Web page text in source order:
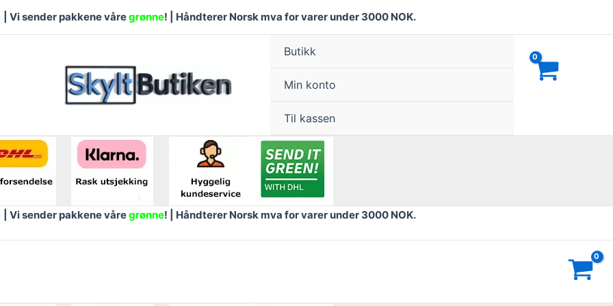
Vi sender pakkene våregrønne! | Håndterer Norsk mva for varer under 3000 NOK.
Butikk
Min konto
Til kassen
Vi sender pakkene våregrønne! | Håndterer Norsk mva for varer under 3000 NOK.